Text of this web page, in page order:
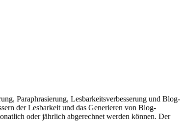
Paraphrasierung, Lesbarkeitsverbesserung und Blog-
der Lesbarkeit und das Generieren von Blog-
oder jährlich abgerechnet werden können. Der